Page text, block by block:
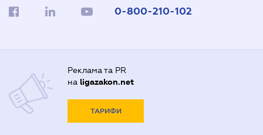
0-800-210-102
Реклама та PR
на ligazakon.net
ТАРИФИ